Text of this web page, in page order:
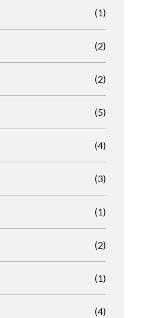
(1)
(2)
(2)
(5)
(4)
(3)
(1)
(2)
(1)
(4)